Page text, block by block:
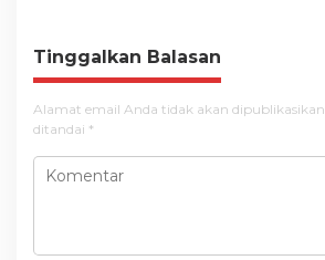
a
s
i
p
o
Tinggalkan Balasan
Alamat email Anda tidak akan dipublikasikan.
ditandai *